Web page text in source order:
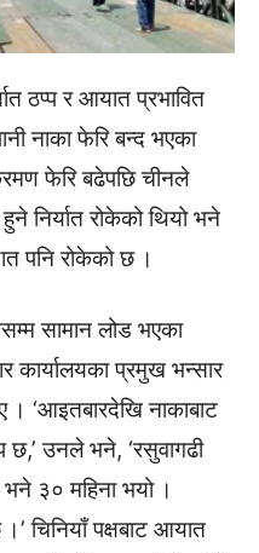
ठप्प र आयात प्रभावित
नाका फेरि बन्द भएका
फेरि बढेपछि चीनले
निर्यात रोकेको थियो भने
पनि रोकेको छ ।
सामान लोड भएका
कार्यालयका प्रमुख भन्सार
। ‘आइतबारदेखि नाकाबाट
उनले भने, ‘रसुवागढी
भने ३० महिना भयो ।
चिनियाँ पक्षबाट आयात